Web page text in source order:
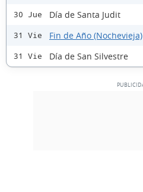
30 Jue Día de Santa Judit
31 Vie Fin de Año (Nochevieja)
31 Vie Día de San Silvestre